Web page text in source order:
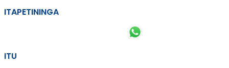
ITAPETININGA
ITU